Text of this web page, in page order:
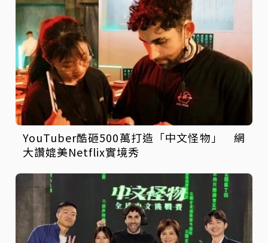
YouTuber酷砸500萬打造「中文怪物」 網
大讚媲美Netflix實境秀